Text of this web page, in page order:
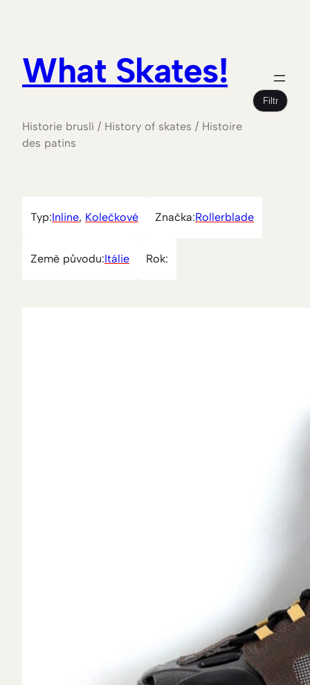
What Skates!
Historie bruslí / History of skates / Histoire
des patins
Filtr
Typ:Inline, Kolečkové Značka:Rollerblade
Země původu:Itálie Rok: